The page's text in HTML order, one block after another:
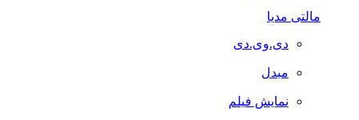
مالتی مدیا
دی.وی.دی
مبدل
نمایش فیلم